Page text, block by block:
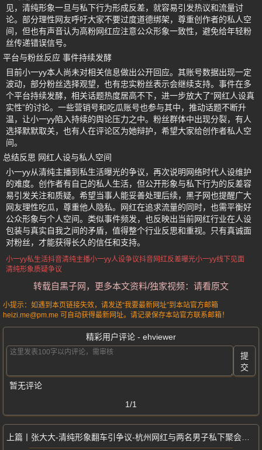
见，清纯形象一旦与私下行为形成反差，就容易引发热议和流量讨
论。部分理性网友呼吁大家不要过度道德绑架，尊重创作者的私人空
间，但也有声音认为高粉网红应注意公众形象一致性，避免给年轻粉
丝传递错误信号。
平台与粉丝反应 事件持续发酵
目前小一yy本人尚未对相关信息做出公开回应。其账号数据出现一定
波动，部分粉丝选择观望，也有忠实粉丝表示会继续支持。事件在多
个平台持续发酵，相关话题热度居高不下，进一步放大了“网红人设真
实性”的讨论。一些营销号和吃瓜账号也参与其中，推动话题不断升
温，让小一yy陷入持续的舆论压力之中。粉丝群体中出现分裂，有人
选择默默取关，也有人在评论区为她辩护，希望大家给创作者私人空
间。
总结反思 网红人设与私人空间
小一yy从清纯主播到私生活曝光的争议，再次说明网络时代人设维护
的难度。创作者有自己的私人生活，但公开形象与私下行为的反差容
易引发关注和质疑。希望当事人能妥善处理后续，黑子网也提醒广大
网友理性吃瓜，尊重他人隐私。网红在追求流量的同时，也需平衡好
公众形象与个人空间。类似事件频发，也反映出当前网红行业在人设
包装与真实自我之间的矛盾，值得整个行业反思和重视。只有真诚面
对粉丝，才能获得长久的信任和支持。
小一yy私生活抖音清纯主播小一yy人设争议抖音网红反差曝光小一yy线下见面
清纯形象质疑争议
转载自黑子网，更多本文资料/独家视频：请看原文
小提示：如遇到本页链接失效，请发送“我要最新网址”到本站官方邮箱
heizi.me@pm.me 可自动获得最新网址。请记录保存本站官方联系邮箱！
精彩用户评论 - ehviewer
提
交
暂无评论
1/1
张大大-清纯形象翻车引争议-杭州网红与两名男子私下聚会视频曝光